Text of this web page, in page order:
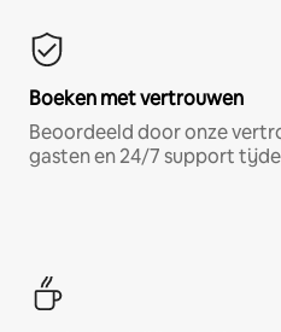
Boeken met vertrouwen
Beoordeeld door onze
gasten en 24/7 support